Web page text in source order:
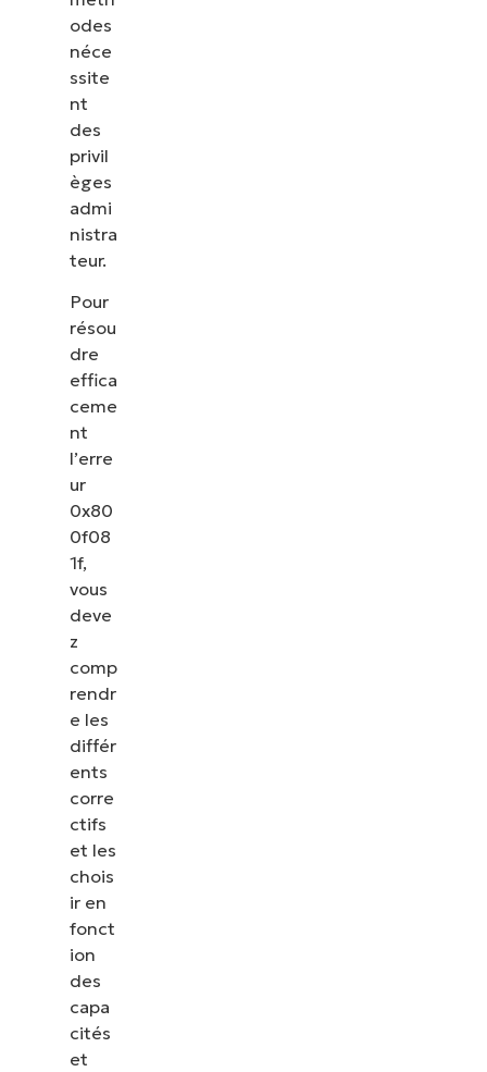
odes
néce
ssite
nt
des
privil
èges
admi
nistra
teur.
Pour
résou
dre
effica
ceme
nt
l’erre
ur
0x80
0f08
1f,
vous
deve
z
comp
rendr
e les
différ
ents
corre
ctifs
et les
chois
ir en
fonct
ion
des
capa
cités
et